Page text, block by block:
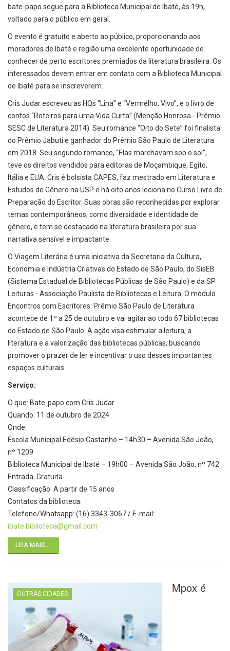
bate-papo segue para a Biblioteca Municipal de Ibaté, às 19h,
voltado para o público em geral.
O evento é gratuito e aberto ao público, proporcionando aos
moradores de Ibaté e região uma excelente oportunidade de
conhecer de perto escritores premiados da literatura brasileira. Os
interessados devem entrar em contato com a Biblioteca Municipal
de Ibaté para se inscreverem.
Cris Judar escreveu as HQs “Lina” e “Vermelho, Vivo”, e o livro de
contos “Roteiros para uma Vida Curta” (Menção Honrosa - Prêmio
SESC de Literatura 2014). Seu romance “Oito do Sete” foi finalista
do Prêmio Jabuti e ganhador do Prêmio São Paulo de Literatura
em 2018. Seu segundo romance, “Elas marchavam sob o sol”,
teve os direitos vendidos para editoras de Moçambique, Egito,
Itália e EUA. Cris é bolsista CAPES, faz mestrado em Literatura e
Estudos de Gênero na USP e há oito anos leciona no Curso Livre de
Preparação do Escritor. Suas obras são reconhecidas por explorar
temas contemporâneos, como diversidade e identidade de
gênero, e tem se destacado na literatura brasileira por sua
narrativa sensível e impactante.
O Viagem Literária é uma iniciativa da Secretaria da Cultura,
Economia e Indústria Criativas do Estado de São Paulo, do SisEB
(Sistema Estadual de Bibliotecas Públicas de São Paulo) e da SP
Leituras - Associação Paulista de Bibliotecas e Leitura. O módulo
Encontros com Escritores: Prêmio São Paulo de Literatura
acontece de 1º a 25 de outubro e vai agitar ao todo 67 bibliotecas
do Estado de São Paulo. A ação visa estimular a leitura, a
literatura e a valorização das bibliotecas públicas, buscando
promover o prazer de ler e incentivar o uso desses importantes
espaços culturais.
Serviço:
O que: Bate-papo com Cris Judar
Quando: 11 de outubro de 2024
Onde:
Escola Municipal Edésio Castanho – 14h30 – Avenida São João,
nº 1209
Biblioteca Municipal de Ibaté – 19h00 – Avenida São João, nº 742
Entrada: Gratuita
Classificação: A partir de 15 anos
Contatos da biblioteca:
Telefone/Whatsapp: (16) 3343-3067 / E-mail:
ibate.biblioteca@gmail.com
LEIA MAIS ...
OUTRAS CIDADES Mpox é